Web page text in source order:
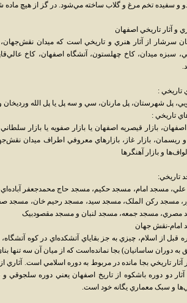
و سفيده تخم مرغ و گلاب ساخته مي‌شود. در گز از هيچ ماده
و آثار تاريخي اصفهان
سرشار از آثار هنري و تاريخي است که ميدان نقش‌جهان،
سبزه ميدان، کاخ چهلستون، آتشگاه اصفهان، کاخ
تاريخي :
پل شهرستان، پل مارنان، سي و سه پل يا پل الله ورديخان
تاريخي :
اصفهان، بازار قيصريه اصفهان يا بازار صفويه يا بازار
و ريسمان، بازار غاز، بازارهاي معروفي اطراف ميدان
لواف‌ها و بازار آهنگرها
تاريخي:
مسجد امام، مسجد حکيم، مسجد حاج‌ محمدجعفر
مسجد رکن الملک، مسجد سيد، مسجد رحيم خان، مسجد
مصري، مسجد جمعه، مسجد لنبان و مسجد مقصودبيک
امام-نقش جهان
قبل از اسلام، چيزي به جز بقاياي آتشکده‌اي در کوه
به دوران ساسانيان) بجا نمانده‌است که از ميان آن سه تنها
آثار تاريخي بجا مانده در مربوط به دوره اسلامي است. آثاري
آثار دو دوره باشکوه از تاريخ اصفهان يعني دوره
و سبک معماري يگانه خود است.